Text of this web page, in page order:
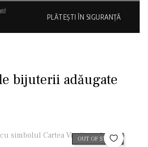
PLĂTEȘTI ÎN SIGURANȚĂ
bijuterii adăugate
OUT OF STOCK